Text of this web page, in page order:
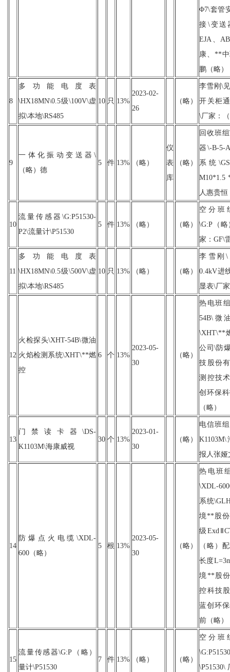
Φ7\套管
接\变送
EJA、
康、**
鹏（略）
8
多功能电度表
\HX18MN\0.5级\100V\虚
拟\本地\RS485
10 只 13%
2023-02-
26
（略）
李雪刚\
开关柜
\厂家：
9
一体化振动变送器\
（略）德
5 件 13% （略）
仪
表
库
（略）
回收班
器\-B-5-
系统
M10*1.5
人惠贵
10
流量传感器\G:P51530-
P2\流量计\P51530
5 件 13% （略） （略）
空分班
\G:P（略
家：GF\
11
多功能电度表
\HX18MN\0.5级\500V\虚
拟\本地\RS485
10 只 13% （略） （略）
李雪刚
0.4kV进
显表\厂
12
火检探头\XHT-54B\微油
火焰检测系统\XHT\**燃
控
6 个 13%
2023-05-
30
（略）
热电班
54B\微
\XHT\**
公司\防
技股份
测控技
创环保
（略）
13
门禁读卡器\DS-
K1103M\海康威视
30 个 13%
2023-01-
30
（略）
电信班
报人张娅
14
防爆点火电缆\XDL-
600（略）
5 根 13%
2023-05-
30
（略）
热电班
\XDL-
系统
境**股
级
（略）
长度
境**股
控科技
蓝创环
前（略）
15
流量传感器\G:P（略）
量计\P51530
7 件 13% （略） （略）
空分班